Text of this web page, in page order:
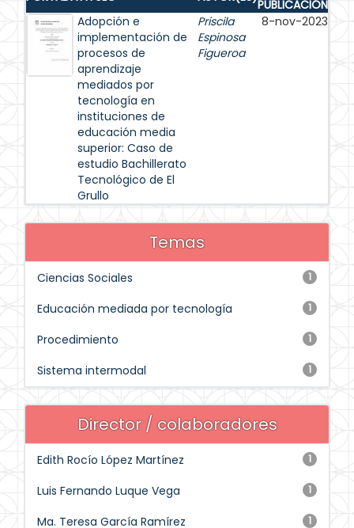
PUBLICACIÓN
Adopción e
implementación de
procesos de
aprendizaje
mediados por
tecnología en
instituciones de
educación media
superior: Caso de
estudio Bachillerato
Tecnológico de El
Grullo
Priscila
Espinosa
Figueroa
8-nov-2023
Temas
1
Ciencias Sociales
1
Educación mediada por tecnología
1
Procedimiento
1
Sistema intermodal
Director / colaboradores
1
Edith Rocío López Martínez
1
Luis Fernando Luque Vega
1
Ma. Teresa García Ramírez